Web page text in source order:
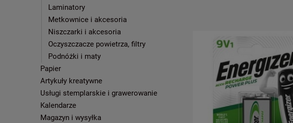
Laminatory
Metkownice i akcesoria
Niszczarki i akcesoria
Oczyszczacze powietrza, filtry
Podnóżki i maty
Papier
Artykuły kreatywne
Usługi stemplarskie i grawerowanie
Kalendarze
Magazyn i wysyłka